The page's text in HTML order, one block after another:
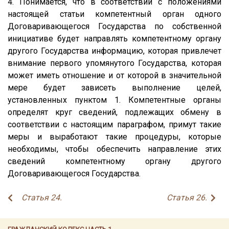
настоящей статьи компетентный орган одного
Договаривающегося Государства по собственной
инициативе будет направлять компетентному органу
другого Государства информацию, которая привлечет
внимание первого упомянутого Государства, которая
может иметь отношение и от которой в значительной
мере будет зависеть выполнение целей,
установленных пунктом 1. Компетентные органы
определят круг сведений, подлежащих обмену в
соответствии с настоящим параграфом, примут такие
меры и выработают такие процедуры, которые
необходимы, чтобы обеспечить направление этих
сведений компетентному органу другого
Договаривающегося Государства.
Статья 24. Статья 26.